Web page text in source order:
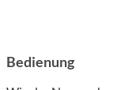
Bedienung